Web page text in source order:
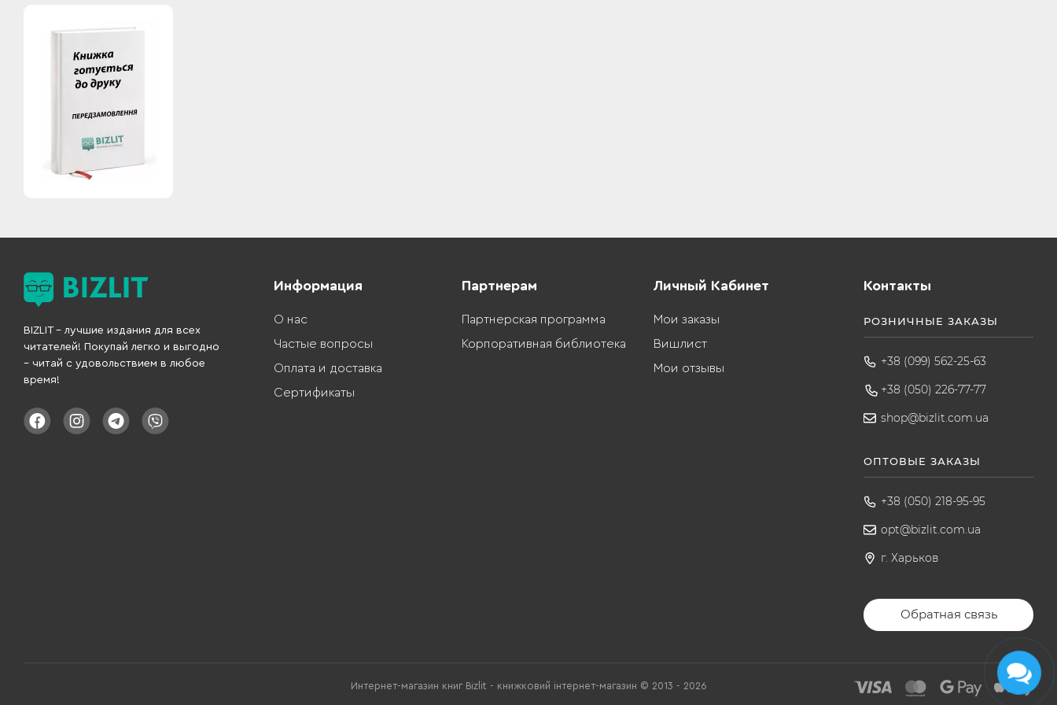
BIZLIT – лучшие издания для всех
читателей! Покупай легко и выгодно
– читай с удовольствием в любое
время!
Информация
О нас
Частые вопросы
Оплата и доставка
Сертификаты
Партнерам
Партнерская программа
Корпоративная библиотека
Личный Кабинет
Мои заказы
Вишлист
Мои отзывы
Контакты
РОЗНИЧНЫЕ ЗАКАЗЫ
+38 (099) 562-25-63
+38 (050) 226-77-77
shop@bizlit.com.ua
ОПТОВЫЕ ЗАКАЗЫ
+38 (050) 218-95-95
opt@bizlit.com.ua
г. Харьков
Обратная связь
Интернет-магазин книг Bizlit - книжковий інтернет-магазин © 2013 - 2026